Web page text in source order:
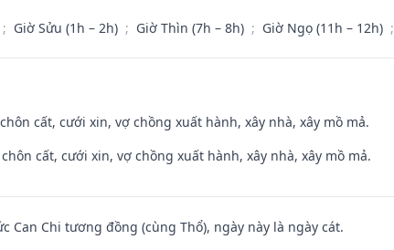
; Giờ Sửu (1h – 2h) ; Giờ Thìn (7h – 8h) ; Giờ Ngọ (11h – 12h) ;
cất, cưới xin, vợ chồng xuất hành, xây nhà, xây mồ mả.
chôn cất, cưới xin, vợ chồng xuất hành, xây nhà, xây mồ mả.
Can Chi tương đồng (cùng Thổ), ngày này là ngày cát.